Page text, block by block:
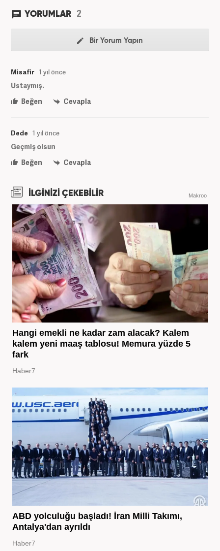
YORUMLAR 2
Bir Yorum Yapın
Misafir 1 yıl önce
Ustaymış.
Beğen
Cevapla
Dede 1 yıl önce
Geçmiş olsun
Beğen
Cevapla
İLGİNİZİ ÇEKEBİLİR Makroo
Hangi emekli ne kadar zam alacak? Kalem
kalem yeni maaş tablosu! Memura yüzde 5
fark
Haber7
ABD yolculuğu başladı! İran Milli Takımı,
Antalya'dan ayrıldı
Haber7